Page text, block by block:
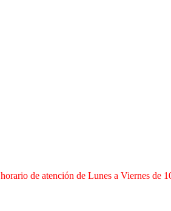
de atención de Lunes a Viernes de